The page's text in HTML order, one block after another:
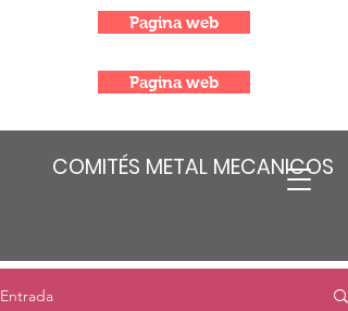
COMITÉS METAL MECANICOS
Pagina web
Pagina web
Entrada